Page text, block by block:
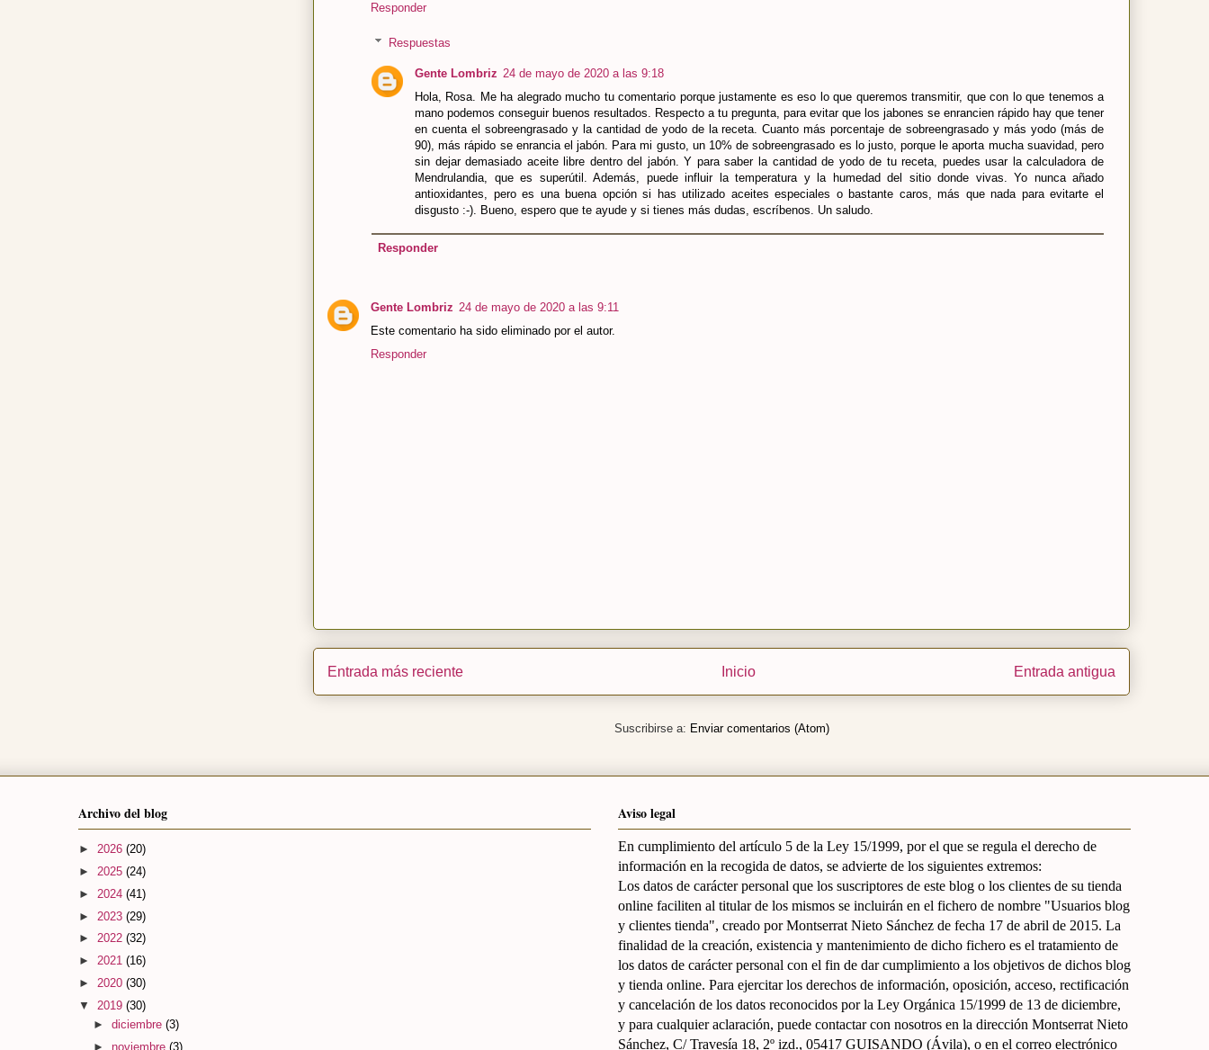
Responder
Respuestas
Gente Lombriz 24 de mayo de 2020 a las 9:18
Hola, Rosa. Me ha alegrado mucho tu comentario porque justamente es eso lo que queremos transmitir, que con lo que tenemos a
mano podemos conseguir buenos resultados. Respecto a tu pregunta, para evitar que los jabones se enrancien rápido hay que tener
en cuenta el sobreengrasado y la cantidad de yodo de la receta. Cuanto más porcentaje de sobreengrasado y más yodo (más de
90), más rápido se enrancia el jabón. Para mi gusto, un 10% de sobreengrasado es lo justo, porque le aporta mucha suavidad, pero
sin dejar demasiado aceite libre dentro del jabón. Y para saber la cantidad de yodo de tu receta, puedes usar la calculadora de
Mendrulandia, que es superútil. Además, puede influir la temperatura y la humedad del sitio donde vivas. Yo nunca añado
antioxidantes, pero es una buena opción si has utilizado aceites especiales o bastante caros, más que nada para evitarte el
disgusto :-). Bueno, espero que te ayude y si tienes más dudas, escríbenos. Un saludo.
Responder
Gente Lombriz 24 de mayo de 2020 a las 9:11
Este comentario ha sido eliminado por el autor.
Responder
Entrada más reciente Entrada antigua
Inicio
Suscribirse a: Enviar comentarios (Atom)
Archivo del blog
► 2026 (20)
► 2025 (24)
► 2024 (41)
► 2023 (29)
► 2022 (32)
► 2021 (16)
► 2020 (30)
▼ 2019 (30)
► diciembre (3)
► noviembre (3)
Aviso legal
En cumplimiento del artículo 5 de la Ley 15/1999, por el que se regula el derecho de
información en la recogida de datos, se advierte de los siguientes extremos:
Los datos de carácter personal que los suscriptores de este blog o los clientes de su tienda
online faciliten al titular de los mismos se incluirán en el fichero de nombre "Usuarios blog
y clientes tienda", creado por Montserrat Nieto Sánchez de fecha 17 de abril de 2015. La
finalidad de la creación, existencia y mantenimiento de dicho fichero es el tratamiento de
los datos de carácter personal con el fin de dar cumplimiento a los objetivos de dichos blog
y tienda online. Para ejercitar los derechos de información, oposición, acceso, rectificación
y cancelación de los datos reconocidos por la Ley Orgánica 15/1999 de 13 de diciembre,
y para cualquier aclaración, puede contactar con nosotros en la dirección Montserrat Nieto
Sánchez, C/ Travesía 18, 2º izd., 05417 GUISANDO (Ávila), o en el correo electrónico